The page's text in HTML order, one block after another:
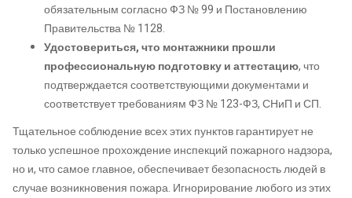
обязательным согласно ФЗ № 99 и Постановлению
Правительства № 1128.
Удостовериться, что монтажники прошли
профессиональную подготовку и аттестацию, что
подтверждается соответствующими документами и
соответствует требованиям ФЗ № 123-ФЗ, СНиП и СП.
Тщательное соблюдение всех этих пунктов гарантирует не
только успешное прохождение инспекций пожарного надзора,
но и, что самое главное, обеспечивает безопасность людей в
случае возникновения пожара. Игнорирование любого из этих